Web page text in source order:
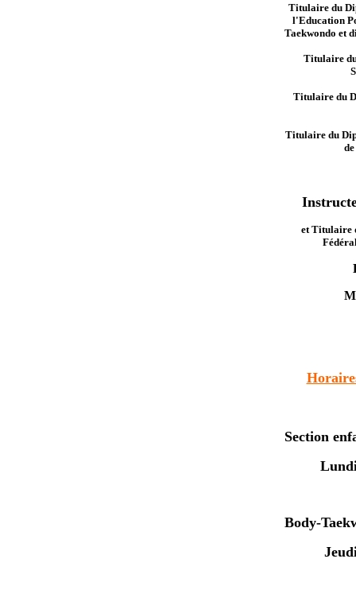
Titulaire du
l'Education
Taekwondo et
Titulaire
Titulaire du
Titulaire du
et Titulaire
Section
Body-